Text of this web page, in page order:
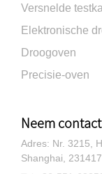
Versnelde
Elektronische
Droogoven
Precisie-oven
Neem
Adres: Nr. 3215,
Shanghai,